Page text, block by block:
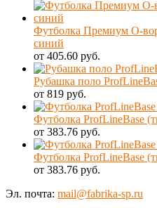
Футболка Премиум О-
синий
от 405.60 руб.
Рубашка поло
от 819 руб.
Футболка ProfLineBase
от 383.76 руб.
Футболка ProfLineBase
от 383.76 руб.
Эл. почта: mail@fabrika-sp.ru